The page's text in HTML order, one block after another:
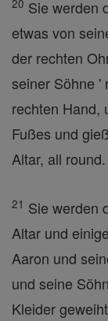
20 Sie werden
etwas von
der rechten
seiner Söhne '
rechten Hand,
Fußes und
Altar, all round.
21 Sie werden
Altar und
Aaron und
und seine
Kleider